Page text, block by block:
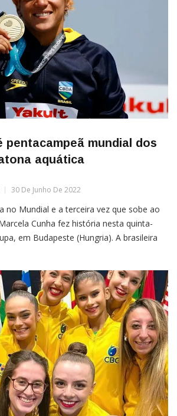
pentacampeã mundial dos
aquática
30 De Junho De 2022
no Mundial e a terceira vez que sobe ao
Cunha fez história nesta quinta-
em Budapeste (Hungria). A brasileira